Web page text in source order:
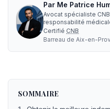
Par Me Patrice
Avocat spécialiste
responsabilité
Certifié CNB
Barreau de Aix-en-
SOMMAIRE